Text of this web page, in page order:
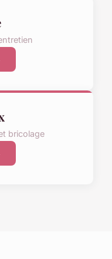
bricolage